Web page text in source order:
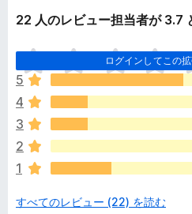
22 人のレビュー担当者が 3.7
ログインしてこの
ま
だ
評
価
さ
れ
て
い
せ
5
4
3
2
1
すべてのレビュー (22) を読む